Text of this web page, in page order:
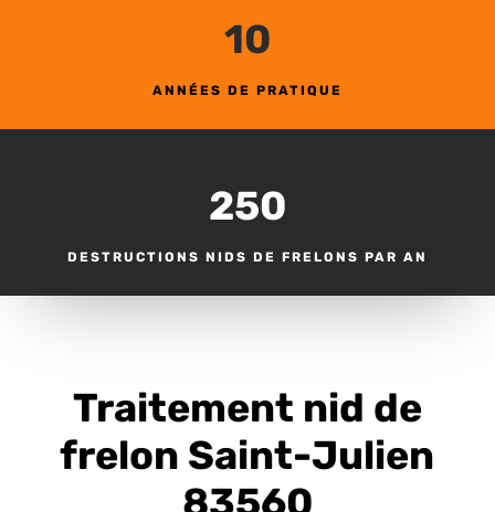
10
ANNÉES DE PRATIQUE
250
DESTRUCTIONS NIDS DE FRELONS PAR AN
Traitement nid de
frelon Saint-Julien
83560